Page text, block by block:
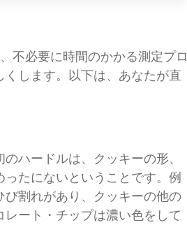
不必要に時間のかかる測定プロ
します。以下は、あなたが直
ハードルは、クッキーの形、
たにないということです。例
割れがあり、クッキーの他の
ート・チップは濃い色をして